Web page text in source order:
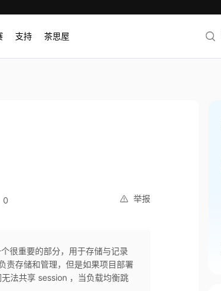
支持 茶思屋
举报
0
很重要的部分，用于存储与记录
责存储和管理，但是如果项目部署
法共享 session ，当负载均衡跳